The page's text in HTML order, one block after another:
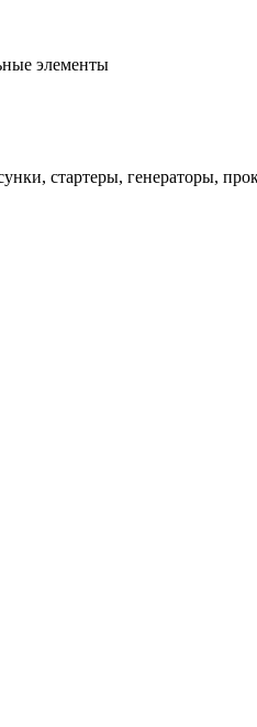
элементы
стартеры, генераторы,